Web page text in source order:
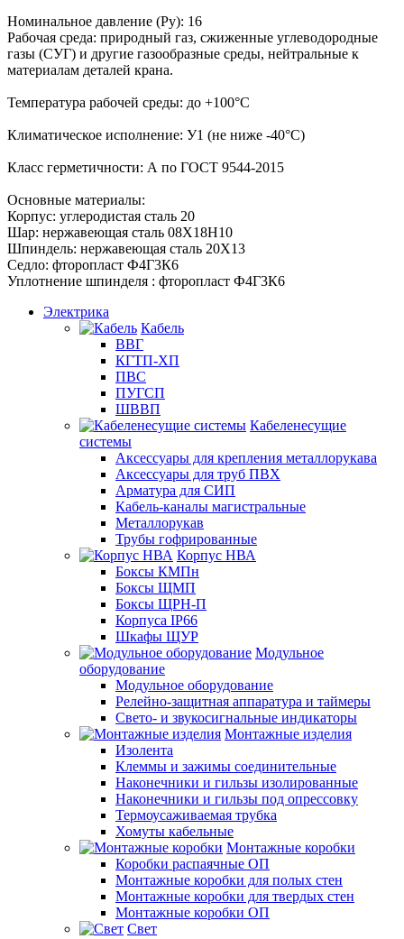
Номинальное давление (Pу): 16
Рабочая среда: природный газ, сжиженные углеводородные
газы (СУГ) и другие газообразные среды, нейтральные к
материалам деталей крана.
Температура рабочей среды: до +100°С
Климатическое исполнение: У1 (не ниже -40°С)
Класс герметичности: А по ГОСТ 9544-2015
Основные материалы:
Корпус: углеродистая сталь 20
Шар: нержавеющая сталь 08Х18Н10
Шпиндель: нержавеющая сталь 20Х13
Седло: фторопласт Ф4Г3К6
Уплотнение шпинделя : фторопласт Ф4Г3К6
Электрика
Кабель
ВВГ
КГТП-ХП
ПВС
ПУГСП
ШВВП
Кабеленесущие
системы
Аксессуары для крепления металлорукава
Аксессуары для труб ПВХ
Арматура для СИП
Кабель-каналы магистральные
Металлорукав
Трубы гофрированные
Корпус НВА
Боксы КМПн
Боксы ЩМП
Боксы ЩРН-П
Корпуса IP66
Шкафы ЩУР
Модульное
оборудование
Модульное оборудование
Релейно-защитная аппаратура и таймеры
Свето- и звукосигнальные индикаторы
Монтажные изделия
Изолента
Клеммы и зажимы соединительные
Наконечники и гильзы изолированные
Наконечники и гильзы под опрессовку
Термоусаживаемая трубка
Хомуты кабельные
Монтажные коробки
Коробки распаячные ОП
Монтажные коробки для полых стен
Монтажные коробки для твердых стен
Монтажные коробки ОП
Свет